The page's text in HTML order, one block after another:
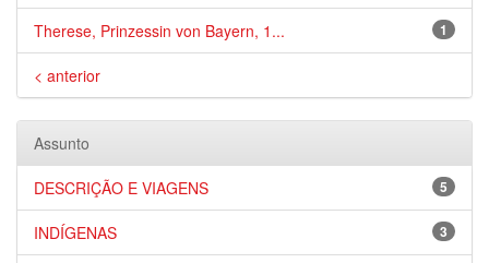
1
Therese, Prinzessin von Bayern, 1...
< anterior
Assunto
5
DESCRIÇÃO E VIAGENS
3
INDÍGENAS